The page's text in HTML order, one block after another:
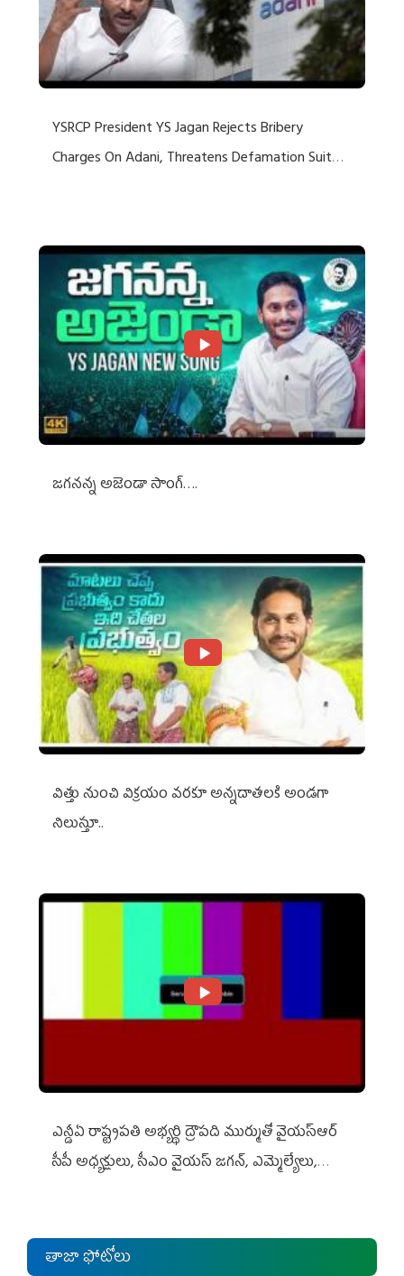
YSRCP President YS Jagan Rejects Bribery
Charges On Adani, Threatens Defamation Suit
జగనన్న అజెండా సాంగ్….
విత్తు నుంచి విక్రయం వరకూ అన్నదాతలకి అండగా
నిలుస్తూ..
ఎన్డీఏ రాష్ట్ర‌ప‌తి అభ్య‌ర్థి ద్రౌప‌ది ముర్ముతో వైయ‌స్ఆర్
సీపీ అధ్య‌క్షులు, సీఎం వైయ‌స్ జ‌గ‌న్, ఎమ్మెల్యేలు,
తాజా ఫోటోలు